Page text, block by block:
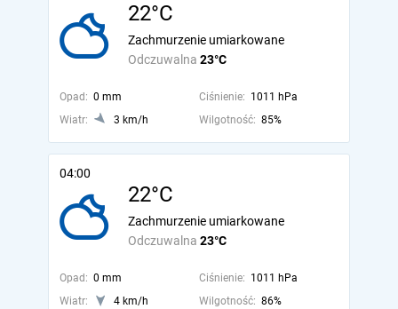
22°C
Odczuwalna 23°C
Zachmurzenie umiarkowane
Opad: 0 mm Ciśnienie: 1011 hPa
Wiatr:
3 km/h Wilgotność: 85%
04:00
22°C
Odczuwalna 23°C
Zachmurzenie umiarkowane
Opad: 0 mm Ciśnienie: 1011 hPa
Wiatr:
4 km/h Wilgotność: 86%